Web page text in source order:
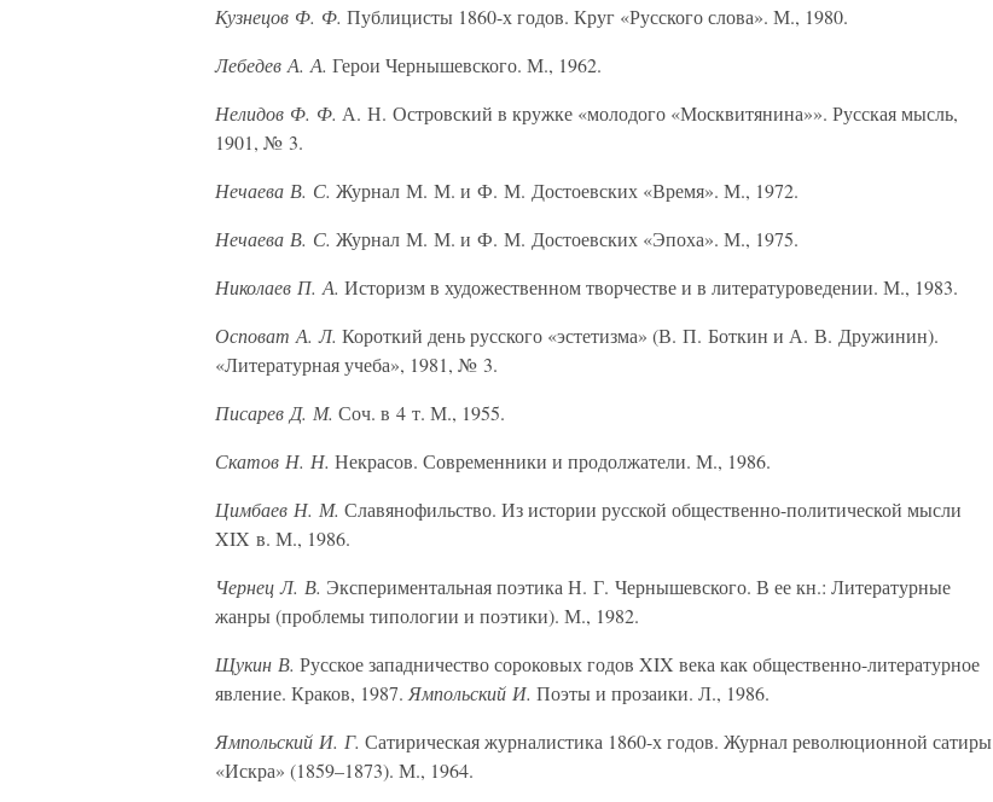
Кузнецов Ф. Ф. Публицисты 1860-х годов. Круг «Русского слова». М., 1980.
Лебедев А. А. Герои Чернышевского. М., 1962.
Нелидов Ф. Ф. А. Н. Островский в кружке «молодого «Москвитянина»». Русская мысль,
1901, № 3.
Нечаева В. С. Журнал М. М. и Ф. М. Достоевских «Время». М., 1972.
Нечаева В. С. Журнал М. М. и Ф. М. Достоевских «Эпоха». М., 1975.
Николаев П. А. Историзм в художественном творчестве и в литературоведении. М., 1983.
Осповат А. Л. Короткий день русского «эстетизма» (В. П. Боткин и А. В. Дружинин).
«Литературная учеба», 1981, № 3.
Писарев Д. М. Соч. в 4 т. М., 1955.
Скатов Н. Н. Некрасов. Современники и продолжатели. М., 1986.
Цимбаев Н. М. Славянофильство. Из истории русской общественно-политической мысли
XIX в. М., 1986.
Чернец Л. В. Экспериментальная поэтика Н. Г. Чернышевского. В ее кн.: Литературные
жанры (проблемы типологии и поэтики). М., 1982.
Щукин В. Русское западничество сороковых годов XIX века как общественно-литературное
явление. Краков, 1987. Ямпольский И. Поэты и прозаики. Л., 1986.
Ямпольский И. Г. Сатирическая журналистика 1860-х годов. Журнал революционной сатиры
«Искра» (1859–1873). М., 1964.